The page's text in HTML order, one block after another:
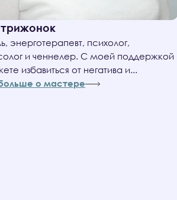
энерготерапевт, психолог,
и ченнелер. С моей поддержкой
избавиться от негатива и...
о мастере